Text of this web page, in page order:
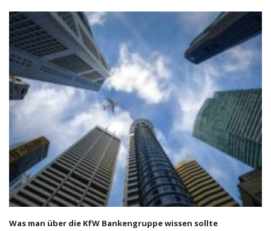
Was man über die KfW Bankengruppe wissen sollte